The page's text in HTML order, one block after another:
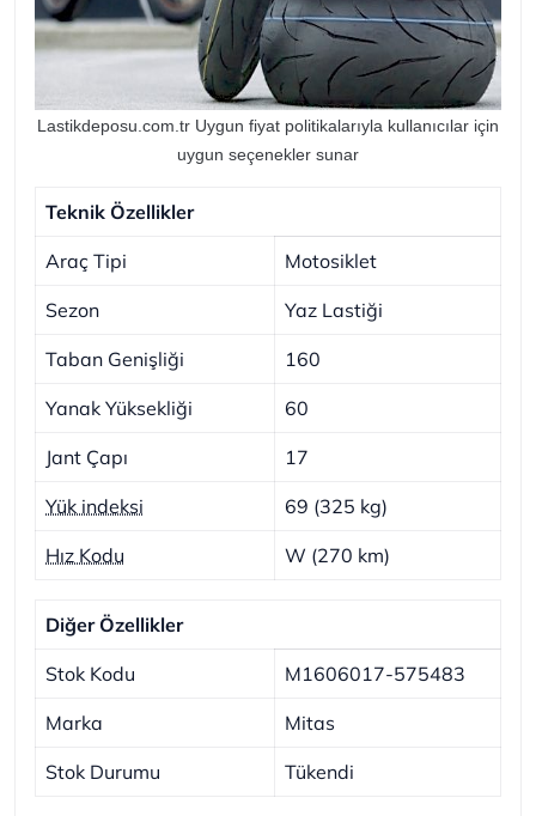
Lastikdeposu.com.tr Uygun fiyat politikalarıyla kullanıcılar için
uygun seçenekler sunar
Teknik Özellikler
Araç Tipi Motosiklet
Sezon Yaz Lastiği
Taban Genişliği 160
Yanak Yüksekliği 60
Jant Çapı 17
Yük indeksi 69 (325 kg)
Hız Kodu W (270 km)
Diğer Özellikler
Stok Kodu M1606017-575483
Marka Mitas
Stok Durumu Tükendi